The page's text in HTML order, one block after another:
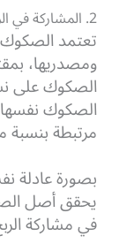
2. المشاركة في الربح والخسارة
تعتمد
ومصدريها،
الصكوك على
الصكوك نفسها
مرتبطة
بصورة عادلة
يحقق أصل
في مشاركة